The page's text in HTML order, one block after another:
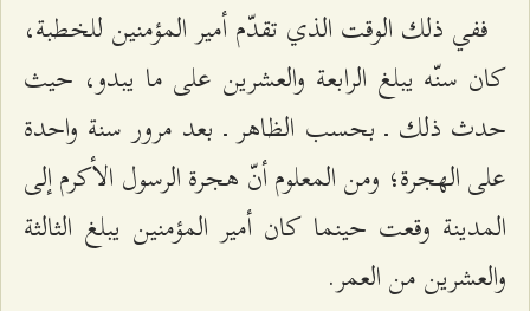
ففي ذلك الوقت الذي تقدّم أمير المؤمنين للخطبة،
كان سنّه يبلغ الرابعة والعشرين على ما يبدو، حيث
حدث ذلك ـ بحسب الظاهر ـ بعد مرور سنة واحدة
على الهجرة؛ ومن المعلوم أنّ هجرة الرسول الأكرم إلى
المدينة وقعت حينما كان أمير المؤمنين يبلغ الثالثة
والعشرين من العمر.